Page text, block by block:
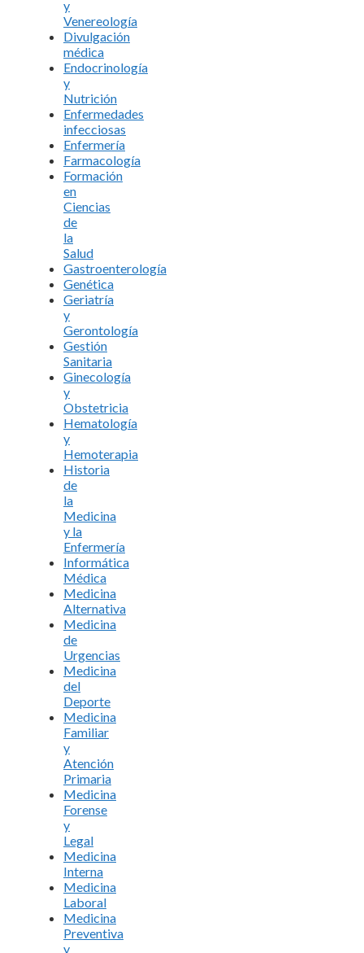
y
Venereología
Divulgación
médica
Endocrinología
y
Nutrición
Enfermedades
infecciosas
Enfermería
Farmacología
Formación
en
Ciencias
de
la
Salud
Gastroenterología
Genética
Geriatría
y
Gerontología
Gestión
Sanitaria
Ginecología
y
Obstetricia
Hematología
y
Hemoterapia
Historia
de
la
Medicina
y la
Enfermería
Informática
Médica
Medicina
Alternativa
Medicina
de
Urgencias
Medicina
del
Deporte
Medicina
Familiar
y
Atención
Primaria
Medicina
Forense
y
Legal
Medicina
Interna
Medicina
Laboral
Medicina
Preventiva
y